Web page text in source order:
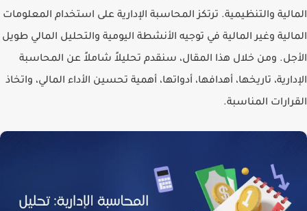
المالية والتنظيمية. ترتكز المحاسبة الإدارية على استخدام المعلومات
المالية وغير المالية في توجيه الأنشطة اليومية والتحليل المالي طويل
الأجل. ومن خلال هذا المقال، سنقدم تحليلاً شاملاً عن المحاسبة
الإدارية، تاريخها، أهدافها، أدواتها، أهمية تحسين الأداء المالي، واتخاذ
القرارات المناسبة.